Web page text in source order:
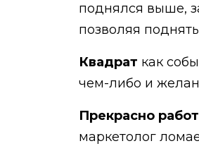
поднялся выше,
позволяя
Квадрат как
чем-либо и
Прекрасно
маркетолог